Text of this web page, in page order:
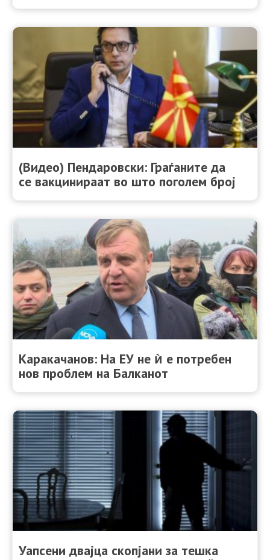
(Видео) Пендаровски: Граѓаните да
се вакцинираат во што поголем број
Каракачанов: На ЕУ не ѝ е потребен
нов проблем на Балканот
Уапсени двајца скопјани за тешка